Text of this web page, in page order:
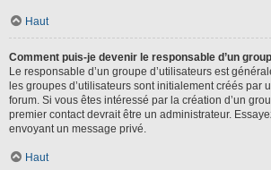
Haut
Comment puis-je devenir le responsable d’un
Le responsable d’un groupe d’utilisateurs est
les groupes d’utilisateurs sont initialement créés par
forum. Si vous êtes intéressé par la création d’un
premier contact devrait être un administrateur.
envoyant un message privé.
Haut